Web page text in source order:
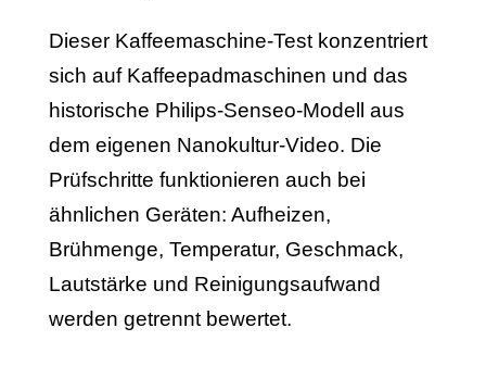
Dieser Kaffeemaschine-Test konzentriert
sich auf Kaffeepadmaschinen und das
historische Philips-Senseo-Modell aus
dem eigenen Nanokultur-Video. Die
Prüfschritte funktionieren auch bei
ähnlichen Geräten: Aufheizen,
Brühmenge, Temperatur, Geschmack,
Lautstärke und Reinigungsaufwand
werden getrennt bewertet.